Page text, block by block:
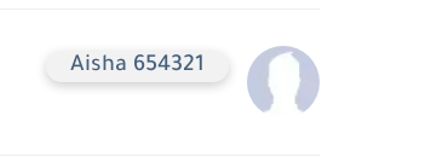
Aisha 654321